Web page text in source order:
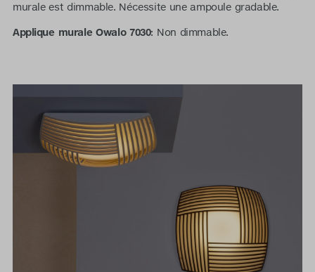
murale est dimmable. Nécessite une ampoule gradable.
Applique murale Owalo 7030: Non dimmable.